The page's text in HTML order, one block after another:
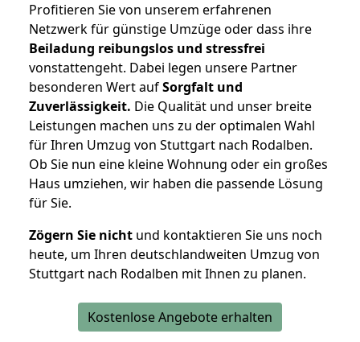
Profitieren Sie von unserem erfahrenen
Netzwerk für günstige Umzüge oder dass ihre
Beiladung reibungslos und stressfrei
vonstattengeht. Dabei legen unsere Partner
besonderen Wert aufSorgfalt und
Zuverlässigkeit. Die Qualität und unser breite
Leistungen machen uns zu der optimalen Wahl
für Ihren Umzug von Stuttgart nach Rodalben.
Ob Sie nun eine kleine Wohnung oder ein großes
Haus umziehen, wir haben die passende Lösung
für Sie.
Zögern Sie nicht und kontaktieren Sie uns noch
heute, um Ihren deutschlandweiten Umzug von
Stuttgart nach Rodalben mit Ihnen zu planen.
Kostenlose Angebote erhalten